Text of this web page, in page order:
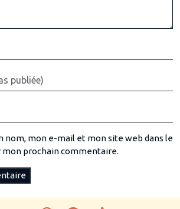
nom, mon e-mail et mon site web dans le
mon prochain commentaire.